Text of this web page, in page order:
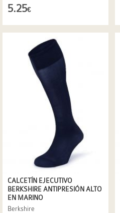
5.25€
CALCETÍN EJECUTIVO
BERKSHIRE ANTIPRESIÓN ALTO
EN MARINO
Berkshire